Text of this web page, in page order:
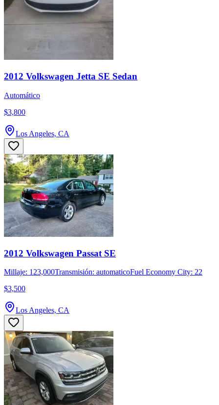
2012 Volkswagen Jetta SE Sedan
Automático
$3,800
Los Angeles, CA
2012 Volkswagen Passat SE
Millaje: 123,000Transmisión: automaticoFuel Economy City: 22
$3,500
Los Angeles, CA